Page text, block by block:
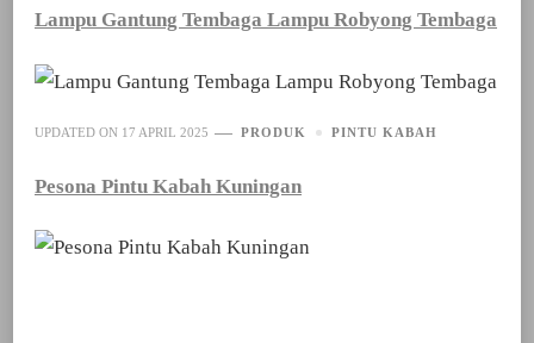
Lampu Gantung Tembaga Lampu Robyong Tembaga
UPDATED ON 17 APRIL 2025 PRODUK PINTU KABAH
Pesona Pintu Kabah Kuningan